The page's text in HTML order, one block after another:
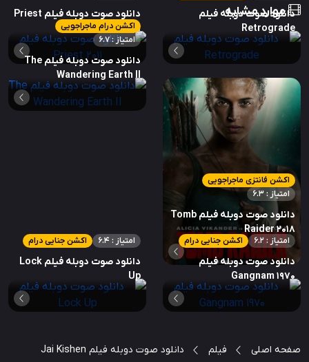
موارد مشابه
دانلود صوت دوبله فیلم
Retrograde
دانلود صوت دوبله فیلم Priest
2011
اکشن فانتزی ماجراجویی
امتیاز : 6.3
دانلود صوت دوبله فیلم Tomb
Raider 2018
اکشن درام ماجراجویی
امتیاز : 6.7
دانلود صوت دوبله فیلم The
Wandering Earth II
اکشن جنایی درام امتیاز : 6.2
دانلود صوت دوبله فیلم
Gangnam 1970
اکشن جنایی درام امتیاز : 6.4
دانلود صوت دوبله فیلم Lock
Up
صفحه اصلی فیلم دانلود صوت دوبله فیلم Jai Kishen